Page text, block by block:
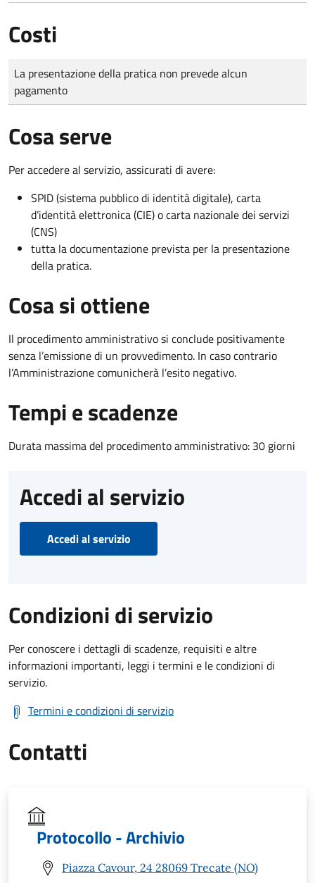
Costi
Tipo di pagamento
Importo
La presentazione della pratica non prevede alcun
pagamento
Cosa serve
Per accedere al servizio, assicurati di avere:
SPID (sistema pubblico di identità digitale), carta
d’identità elettronica (CIE) o carta nazionale dei servizi
(CNS)
tutta la documentazione prevista per la presentazione
della pratica.
Cosa si ottiene
Il procedimento amministrativo si conclude positivamente
senza l’emissione di un provvedimento. In caso contrario
l’Amministrazione comunicherà l’esito negativo.
Tempi e scadenze
Durata massima del procedimento amministrativo: 30 giorni
Accedi al servizio
Accedi al servizio
Condizioni di servizio
Per conoscere i dettagli di scadenze, requisiti e altre
informazioni importanti, leggi i termini e le condizioni di
servizio.
Termini e condizioni di servizio
Contatti
Protocollo - Archivio
Piazza Cavour, 24 28069 Trecate (NO)